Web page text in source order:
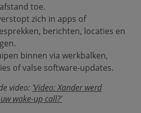
toe.
zich in apps of
berichten, locaties en
binnen via werkbalken,
of valse software-updates.
video: 'Video: Xander werd
wake-up call?'